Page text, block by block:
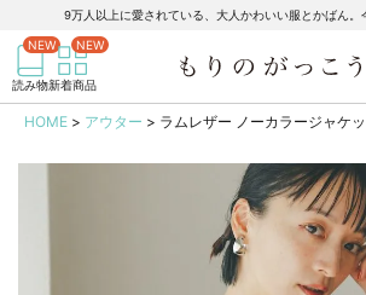
9万人以上に愛されている、大人かわいい服とかばん。
読み物新着商品
商品を検索 記
HOME アウター ラムレザー ノーカラージャケ